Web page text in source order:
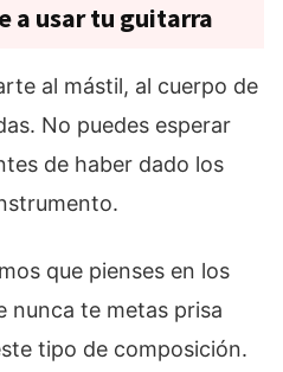
a usar tu guitarra
al mástil, al cuerpo de
No puedes esperar
de haber dado los
que pienses en los
nunca te metas prisa
tipo de composición.